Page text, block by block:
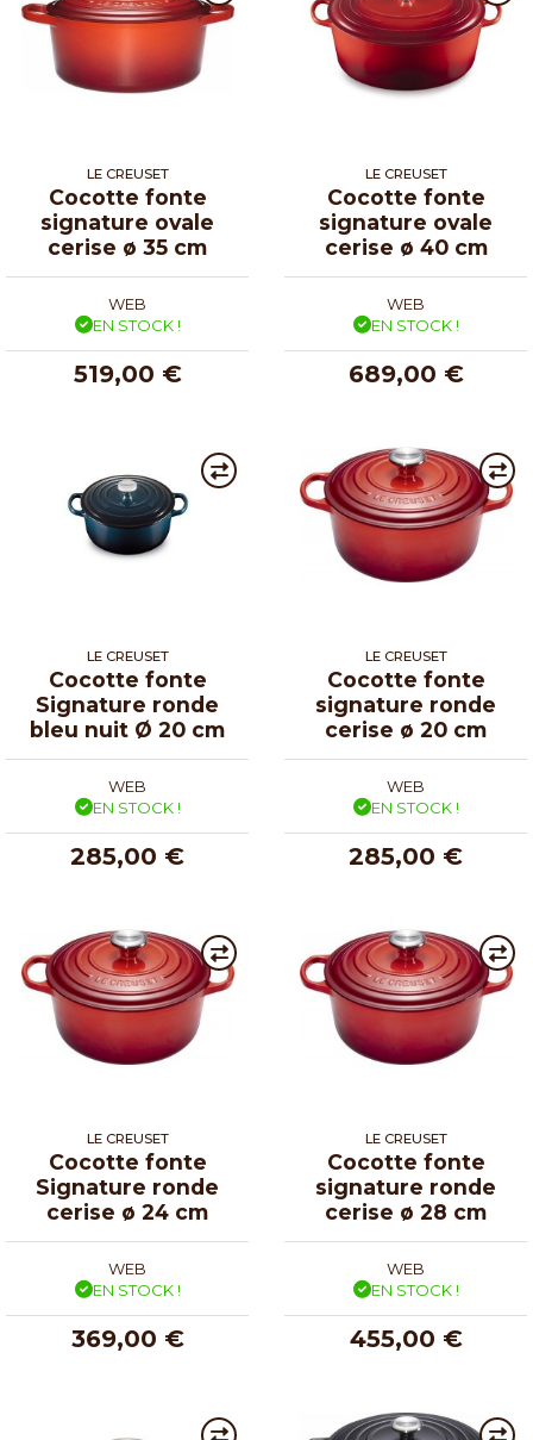
LE CREUSET
Cocotte fonte
signature ovale
cerise ø 35 cm
WEB
EN STOCK !
519,00 €
LE CREUSET
Cocotte fonte
signature ovale
cerise ø 40 cm
WEB
EN STOCK !
689,00 €
LE CREUSET
Cocotte fonte
Signature ronde
bleu nuit Ø 20 cm
WEB
EN STOCK !
285,00 €
LE CREUSET
Cocotte fonte
signature ronde
cerise ø 20 cm
WEB
EN STOCK !
285,00 €
LE CREUSET
Cocotte fonte
Signature ronde
cerise ø 24 cm
WEB
EN STOCK !
369,00 €
LE CREUSET
Cocotte fonte
signature ronde
cerise ø 28 cm
WEB
EN STOCK !
455,00 €